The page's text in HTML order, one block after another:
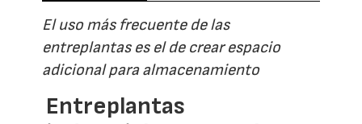
El uso más frecuente de las
entreplantas es el de crear espacio
adicional para almacenamiento
Entreplantas